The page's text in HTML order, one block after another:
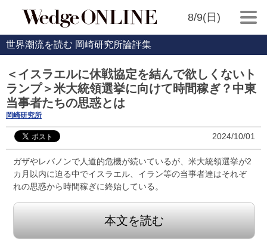
8/9(日)
世界潮流を読む 岡崎研究所論評集
＜イスラエルに休戦協定を結んで欲しくないト
ランプ＞米大統領選挙に向けて時間稼ぎ？中東
当事者たちの思惑とは
岡崎研究所
2024/10/01
ガザやレバノンで人道的危機が続いているが、米大統領選挙が2
カ月以内に迫る中でイスラエル、イラン等の当事者達はそれぞ
れの思惑から時間稼ぎに終始している。
本文を読む